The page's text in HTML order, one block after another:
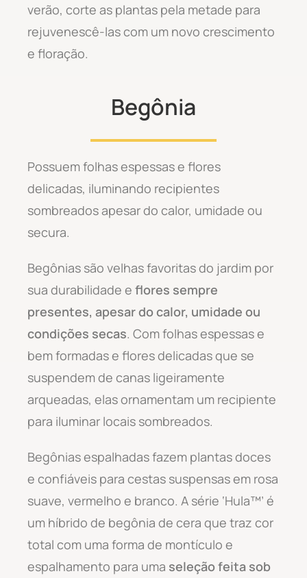
verão, corte as plantas pela metade para
rejuvenescê-las com um novo crescimento
e floração.
Begônia
Possuem folhas espessas e flores
delicadas, iluminando recipientes
sombreados apesar do calor, umidade ou
secura.
Begônias são velhas favoritas do jardim por
sua durabilidade e flores sempre
presentes, apesar do calor, umidade ou
condições secas. Com folhas espessas e
bem formadas e flores delicadas que se
suspendem de canas ligeiramente
arqueadas, elas ornamentam um recipiente
para iluminar locais sombreados.
Begônias espalhadas fazem plantas doces
e confiáveis para cestas suspensas em rosa
suave, vermelho e branco. A série ‘Hula™’ é
um híbrido de begônia de cera que traz cor
total com uma forma de montículo e
espalhamento para uma seleção feita sob